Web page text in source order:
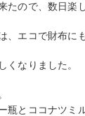
たので、数日楽
、エコで財布に
くなりました。
瓶とココナツミ